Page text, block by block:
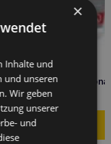
SEIDEL Shampoo mit
und
€
×
Inhalte und
und unseren
Wir geben
unserer
und